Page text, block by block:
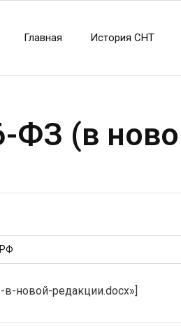
Главная История СНТ
ФЗ (в
новой-редакции.docx»]